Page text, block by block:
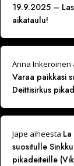
19.9.2025 –
aikataulu!
Anna Inkeroinen
Varaa paikkasi
Deittisirkus
Jape aiheesta
suositulle
pikadeiteille